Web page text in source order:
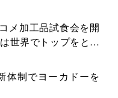
メ加工品試食会を開
世界でトップをとれ
要の拡大を」
体制でヨーカドーを